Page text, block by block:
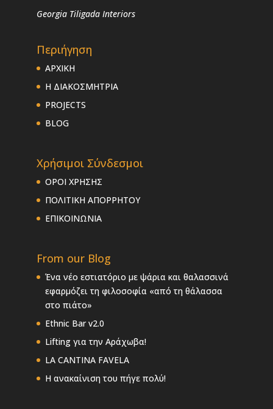
Georgia Tiligada Interiors
Περιήγηση
ΑΡΧΙΚΗ
Η ΔΙΑΚΟΣΜΗΤΡΙΑ
PROJECTS
BLOG
Χρήσιμοι Σύνδεσμοι
ΟΡΟΙ ΧΡΗΣΗΣ
ΠΟΛΙΤΙΚΗ ΑΠΟΡΡΗΤΟΥ
ΕΠΙΚΟΙΝΩΝΙΑ
From our Blog
Ένα νέο εστιατόριο με ψάρια και θαλασσινά
εφαρμόζει τη φιλοσοφία «από τη θάλασσα
στο πιάτο»
Ethnic Bar v2.0
Lifting για την Αράχωβα!
LA CANTINA FAVELA
Η ανακαίνιση του πήγε πολύ!